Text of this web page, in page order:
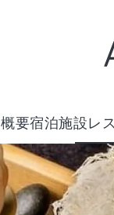
概要宿泊施設レ